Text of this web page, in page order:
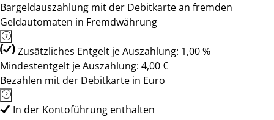
Bargeldauszahlung mit der Debitkarte an fremden
Geldautomaten in Fremdwährung
Zusätzliches Entgelt je Auszahlung: 1,00 %
Mindestentgelt je Auszahlung: 4,00 €
Bezahlen mit der Debitkarte in Euro
In der Kontoführung enthalten